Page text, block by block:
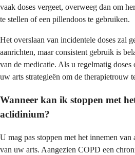
vaak doses vergeet, overweeg dan om
te stellen of een pillendoos te gebruiken.
Het overslaan van incidentele doses zal
aanrichten, maar consistent gebruik is
van de medicatie. Als u regelmatig doses
uw arts strategieën om de therapietrouw
Wanneer kan ik stoppen met
aclidinium?
U mag pas stoppen met het innemen
van uw arts. Aangezien COPD een